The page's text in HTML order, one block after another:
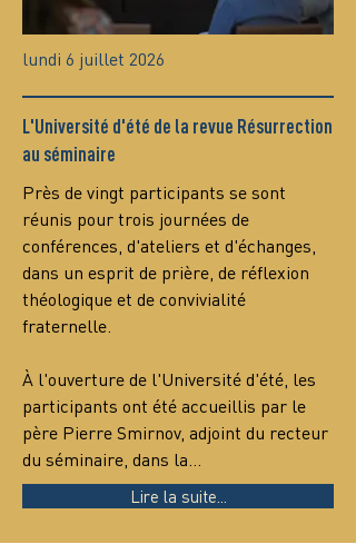
lundi 6 juillet 2026
L'Université d'été de la revue Résurrection
au séminaire
Près de vingt participants se sont
réunis pour trois journées de
conférences, d'ateliers et d'échanges,
dans un esprit de prière, de réflexion
théologique et de convivialité
fraternelle.
À l'ouverture de l'Université d'été, les
participants ont été accueillis par le
père Pierre Smirnov, adjoint du recteur
du séminaire, dans la…
Lire la suite...